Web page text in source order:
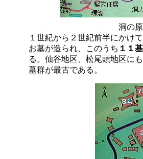
洞の原地区の
１世紀から２世紀前半にかけ
お墓が造られ、このうち １１
る。仙谷地区、松尾頭地区に
墓群が最古である。